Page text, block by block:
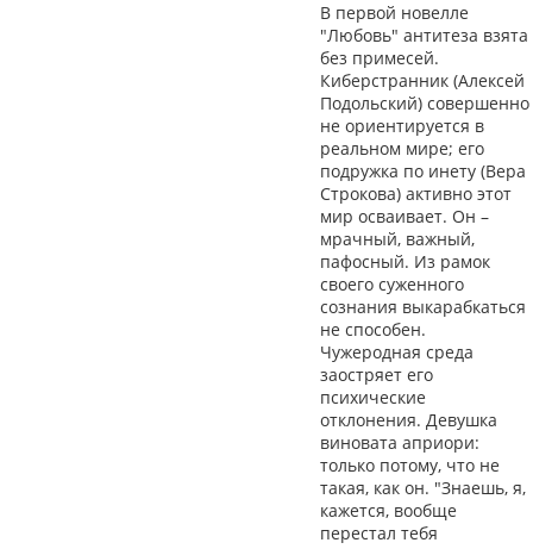
В первой новелле
"Любовь" антитеза взята
без примесей.
Киберстранник (Алексей
Подольский) совершенно
не ориентируется в
реальном мире; его
подружка по инету (Вера
Строкова) активно этот
мир осваивает. Он –
мрачный, важный,
пафосный. Из рамок
своего суженного
сознания выкарабкаться
не способен.
Чужеродная среда
заостряет его
психические
отклонения. Девушка
виновата априори:
только потому, что не
такая, как он. "Знаешь, я,
кажется, вообще
перестал тебя